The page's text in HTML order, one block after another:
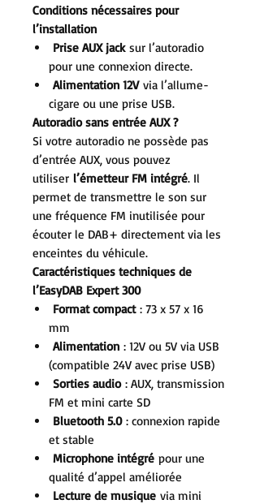
Conditions nécessaires pour
l’installation
Prise AUX jacksur l’autoradio
pour une connexion directe.
Alimentation 12Vvia l’allume-
cigare ou une prise USB.
Autoradio sans entrée AUX ?
Si votre autoradio ne possède pas
d’entrée AUX, vous pouvez
utiliser l’émetteur FM intégré. Il
permet de transmettre le son sur
une fréquence FM inutilisée pour
écouter le DAB+ directement via les
enceintes du véhicule.
Caractéristiques techniques de
l’EasyDAB Expert 300
Format compact: 73 x 57 x 16
mm
Alimentation : 12V ou 5V via USB
(compatible 24V avec prise USB)
Sorties audio: AUX, transmission
FM et mini carte SD
Bluetooth 5.0: connexion rapide
et stable
Microphone intégré pour une
qualité d’appel améliorée
Lecture de musique via mini